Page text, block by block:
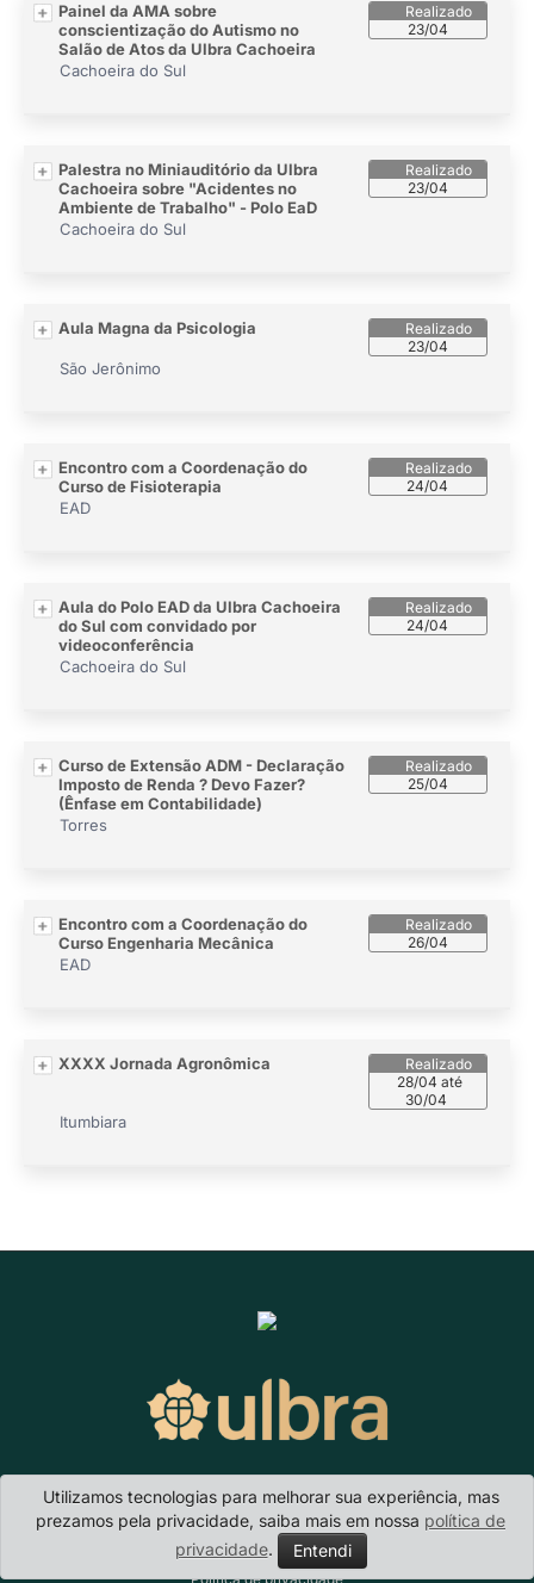
Painel da AMA sobre
conscientização do Autismo no
Salão de Atos da Ulbra Cachoeira
23/04
Cachoeira do Sul
Palestra no Miniauditório da Ulbra
Cachoeira sobre "Acidentes no
Ambiente de Trabalho" - Polo EaD
23/04
Cachoeira do Sul
Aula Magna da Psicologia
23/04
São Jerônimo
Encontro com a Coordenação do
Curso de Fisioterapia
24/04
EAD
Aula do Polo EAD da Ulbra Cachoeira
do Sul com convidado por
videoconferência
24/04
Cachoeira do Sul
Curso de Extensão ADM - Declaração
Imposto de Renda ? Devo Fazer?
(Ênfase em Contabilidade)
25/04
Torres
Encontro com a Coordenação do
Curso Engenharia Mecânica
26/04
EAD
XXXX Jornada Agronômica
28/04 até
30/04
Itumbiara
Aelbra - · E-mail: unidade
Política de privacidade
Utilizamos tecnologias para melhorar sua experiência, mas
prezamos pela privacidade, saiba mais em nossa política de
privacidade. Entendi